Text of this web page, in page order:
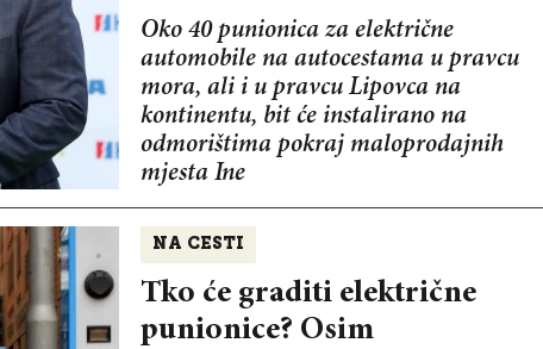
Oko 40 punionica za električne
automobile na autocestama u pravcu
mora, ali i u pravcu Lipovca na
kontinentu, bit će instalirano na
odmorištima pokraj maloprodajnih
mjesta Ine
NA CESTI
Tko će graditi električne
punionice? Osim